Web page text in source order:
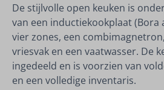
De stijlvolle open keuken is
van een inductiekookplaat (Bora
vier zones, een
vriesvak en een vaatwasser. De
ingedeeld en is voorzien van
en een volledige inventaris.